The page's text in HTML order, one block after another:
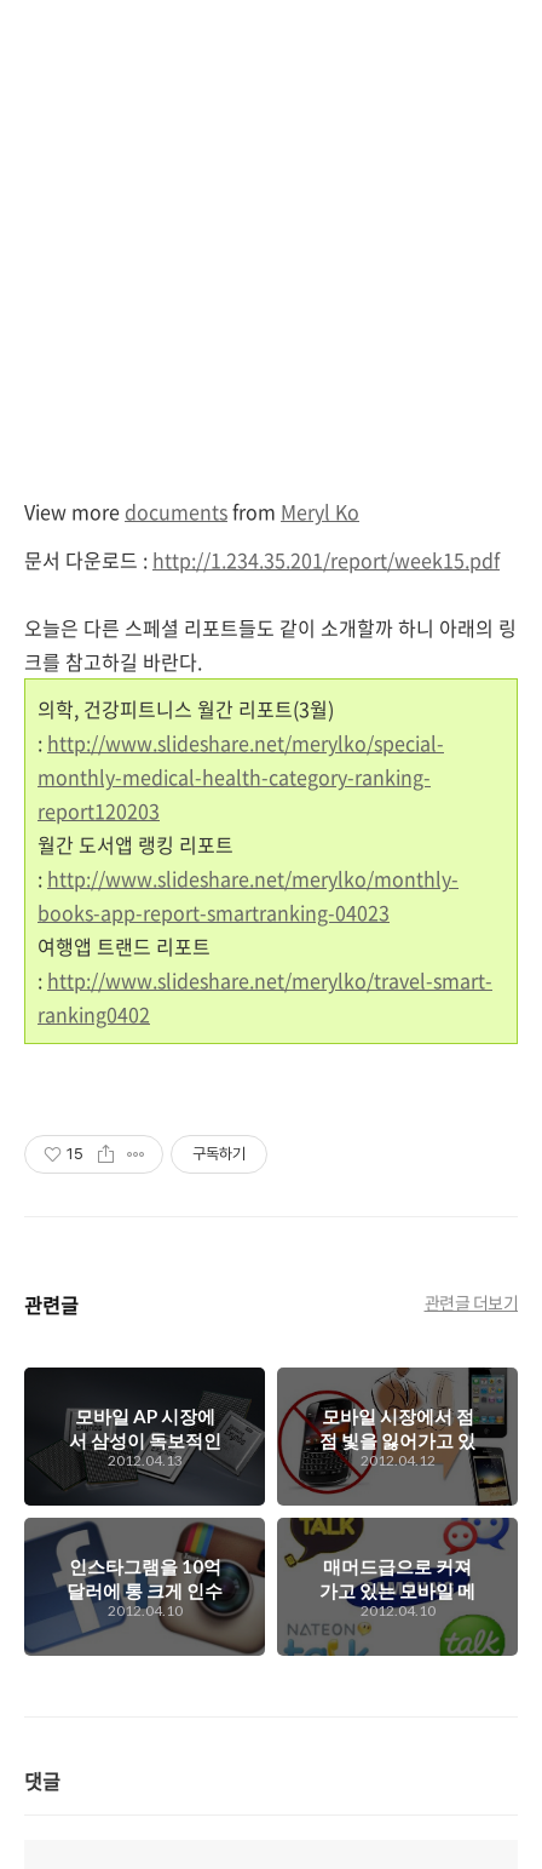
View more documentsfrom Meryl Ko
문서 다운로드 : http://1.234.35.201/report/week15.pdf
오늘은 다른 스페셜 리포트들도 같이 소개할까 하니 아래의 링
크를 참고하길 바란다.
의학, 건강피트니스 월간 리포트(3월)
: http://www.slideshare.net/merylko/special-
monthly-medical-health-category-ranking-
report120203
월간 도서앱 랭킹 리포트
: http://www.slideshare.net/merylko/monthly-
books-app-report-smartranking-04023
여행앱 트랜드 리포트
: http://www.slideshare.net/merylko/travel-smart-
ranking0402
15 구독하기
관련글 관련글 더보기
모바일 AP 시장에
서 삼성이 독보적인
1위를 달리고 있다
는 뉴스가 주는 의미
는 뭘까?
2012.04.13
모바일 시장에서 점
점 빛을 잃어가고 있
는 블랙베리. 이제는
기업형 모바일 시장
에서도 그 입지를 잃
어가고 있는데...
2012.04.12
인스타그램을 10억
달러에 통 크게 인수
한 페이스북의 선택.
과연 어떤 시너지 효
과를 얻을려고 페이
2012.04.10
매머드급으로 커져
가고 있는 모바일 메
신져 시장. 자체 수
익성은 낮기에 이를
활용하는 부가적인
2012.04.10
댓글